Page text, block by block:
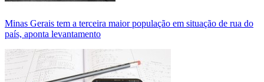
Minas Gerais tem a terceira maior população em situação de rua do
país, aponta levantamento